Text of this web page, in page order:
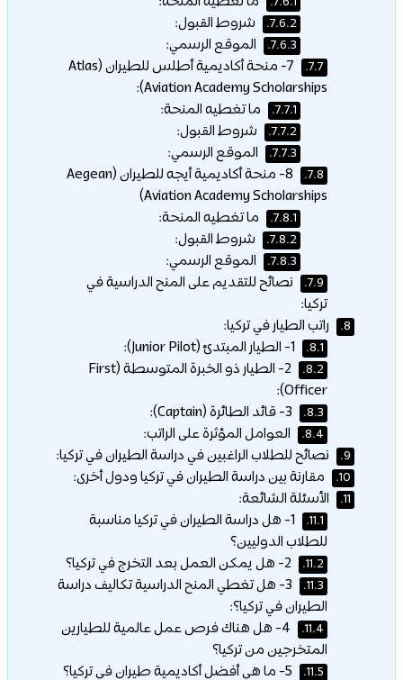
7.6.2. شروط القبول:
7.6.3. الموقع الرسمي:
7.7.
7- منحة أكاديمية أطلس للطيران (Atlas
Aviation Academy Scholarships):
7.7.1. ما تغطيه المنحة:
7.7.2. شروط القبول:
7.7.3. الموقع الرسمي:
7.8.
8- منحة أكاديمية أيجه للطيران (Aegean
Aviation Academy Scholarships)
7.8.1. ما تغطيه المنحة:
7.8.2. شروط القبول:
7.8.3. الموقع الرسمي:
7.9.
نصائح للتقديم على المنح الدراسية في
تركيا:
8. راتب الطيار في تركيا:
8.1.
8.2.
2- الطيار ذو الخبرة المتوسطة (First
Officer):
8.3.
8.4. العوامل المؤثرة على الراتب:
9. نصائح للطلاب الراغبين في دراسة الطيران في تركيا:
10. مقارنة بين دراسة الطيران في تركيا ودول أخرى:
11. الأسئلة الشائعة:
11.1.
1- هل دراسة الطيران في تركيا مناسبة
للطلاب الدوليين؟
11.2.
11.3.
3- هل تغطي المنح الدراسية تكاليف دراسة
الطيران في تركيا؟:
11.4.
4- هل هناك فرص عمل عالمية للطيارين
المتخرجين من تركيا؟
11.5.